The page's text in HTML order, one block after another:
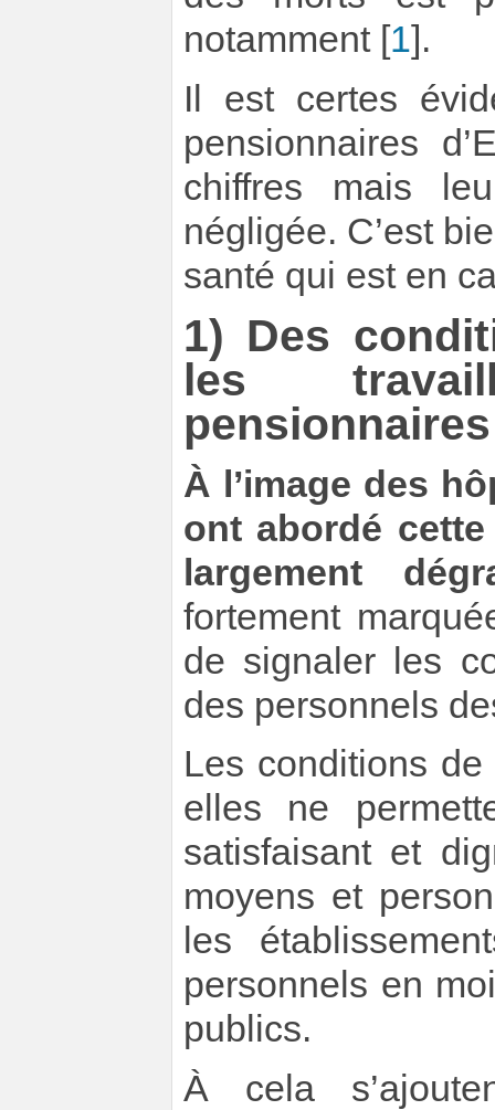
notamment[1].
Il est certes
pensionnaires
chiffres mais
négligée. C’est
santé qui est en
1) Des
les
pensionnaires
À l’image des
ont abordé
largement
fortement
de signaler les
des personnels
Les conditions
elles ne
satisfaisant et
moyens et
les
personnels en
publics.
À cela